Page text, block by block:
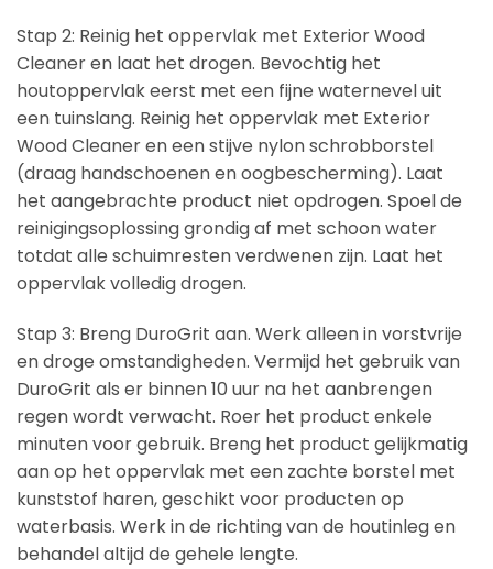
Stap 2: Reinig het oppervlak met Exterior Wood
Cleaner en laat het drogen. Bevochtig het
houtoppervlak eerst met een fijne waternevel uit
een tuinslang. Reinig het oppervlak met Exterior
Wood Cleaner en een stijve nylon schrobborstel
(draag handschoenen en oogbescherming). Laat
het aangebrachte product niet opdrogen. Spoel de
reinigingsoplossing grondig af met schoon water
totdat alle schuimresten verdwenen zijn. Laat het
oppervlak volledig drogen.
Stap 3: Breng DuroGrit aan. Werk alleen in vorstvrije
en droge omstandigheden. Vermijd het gebruik van
DuroGrit als er binnen 10 uur na het aanbrengen
regen wordt verwacht. Roer het product enkele
minuten voor gebruik. Breng het product gelijkmatig
aan op het oppervlak met een zachte borstel met
kunststof haren, geschikt voor producten op
waterbasis. Werk in de richting van de houtinleg en
behandel altijd de gehele lengte.